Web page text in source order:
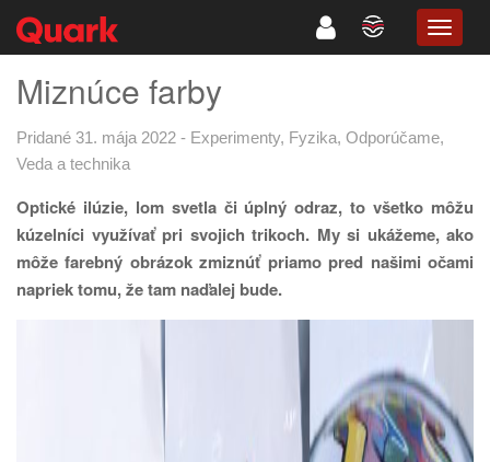
Miznúce farby
Pridané 31. mája 2022 - Experimenty, Fyzika, Odporúčame,
Veda a technika
Optické ilúzie, lom svetla či úplný odraz, to všetko môžu
kúzelníci využívať pri svojich trikoch. My si ukážeme, ako
môže farebný obrázok zmiznúť priamo pred našimi očami
napriek tomu, že tam naďalej bude.